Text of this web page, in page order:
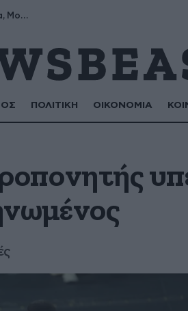
Σωτήρης, Σωτηρία, Ευμορφία, Μορφούλα
ΠΟΛΙΤΙΚΗ ΟΙΚΟΝΟΜΙΑ